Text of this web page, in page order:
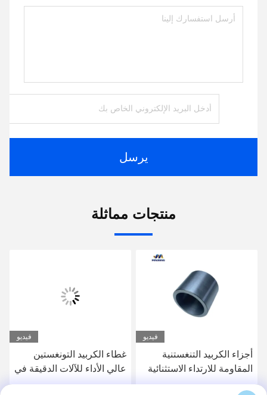
يرسل
منتجات مماثلة
فيديو
أجزاء الكربيد التنغستنية
المقاومة للارتداء الاستثنائية
للآلات الثقيلة
فيديو
غطاء الكربيد التونغستين
عالي الأداء للآلات الدقيقة في
الظروف القاسية